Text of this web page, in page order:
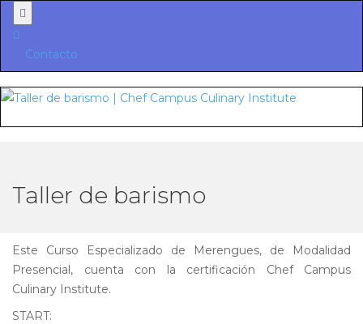
Menu
Contacto
Taller de barismo
Este Curso Especializado de Merengues, de Modalidad
Presencial, cuenta con la certificación Chef Campus
Culinary Institute.
START: